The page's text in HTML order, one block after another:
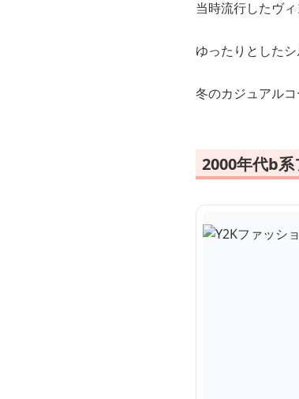
当時流行したヴ
ゆったりとした
冬のカジュアル
2000年代b系